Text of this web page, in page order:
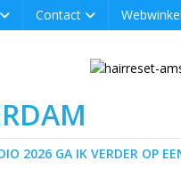
Contact Webwinkel
2026 GA IK VERDER OP